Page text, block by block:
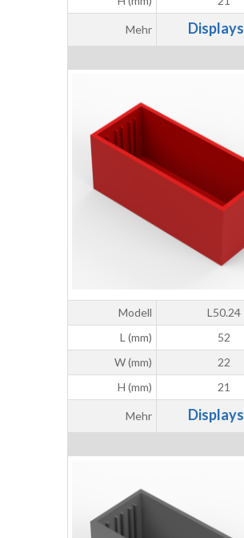
Mehr Displays
Modell
L50.24
L (mm)
52
W (mm)
22
H (mm)
21
Mehr Displays